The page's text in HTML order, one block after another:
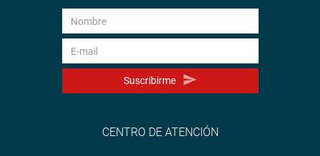
Suscribirme
CENTRO DE ATENCIÓN